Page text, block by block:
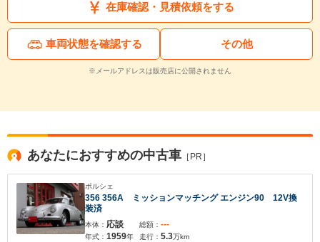
在庫確認・見積依頼をする
車両状態を確認する その他
※メールアドレスは販売店に公開されません
あなたにおすすめの中古車 ［PR］
ポルシェ
356 356A ミッションマッチング エンジン90 12V換
装済
本体： 応談
年式： 1959年
総額： ---
走行： 5.3万km